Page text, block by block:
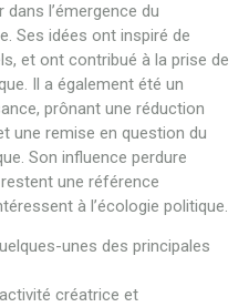
l’émergence du
Ses idées ont inspiré de
et ont contribué à la prise de
Il a également été un
prônant une réduction
une remise en question du
Son influence perdure
une référence
à l’écologie politique.
unes des principales
créatrice et